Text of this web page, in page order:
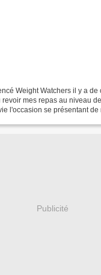
Weight Watchers il y a de
mes repas au niveau
l'occasion se présentant de
Publicité